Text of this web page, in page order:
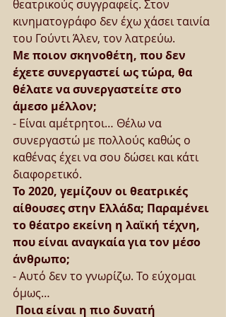
θεατρικούς συγγραφείς. Στον
κινηματογράφο δεν έχω χάσει ταινία
του Γούντι Άλεν, τον λατρεύω.
Με ποιον σκηνοθέτη, που δεν
έχετε συνεργαστεί ως τώρα, θα
θέλατε να συνεργαστείτε στο
άμεσο μέλλον;
- Είναι αμέτρητοι… Θέλω να
συνεργαστώ με πολλούς καθώς ο
καθένας έχει να σου δώσει και κάτι
διαφορετικό.
Το 2020, γεμίζουν οι θεατρικές
αίθουσες στην Ελλάδα; Παραμένει
το θέατρο εκείνη η λαϊκή τέχνη,
που είναι αναγκαία για τον μέσο
άνθρωπο;
- Αυτό δεν το γνωρίζω. Το εύχομαι
όμως…